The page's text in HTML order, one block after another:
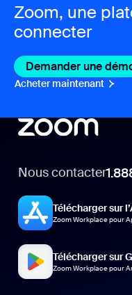
Zoom, une
connecter
Demander une
Acheter maintenant
Nous contacter
Télécharger sur
Zoom Workplace pour
Télécharger sur
Zoom Workplace pour